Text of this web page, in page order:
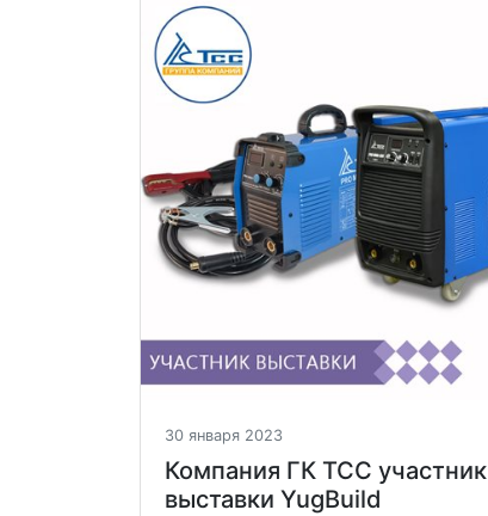
30 января 2023
Компания ГК ТСС участник
выставки YugBuild